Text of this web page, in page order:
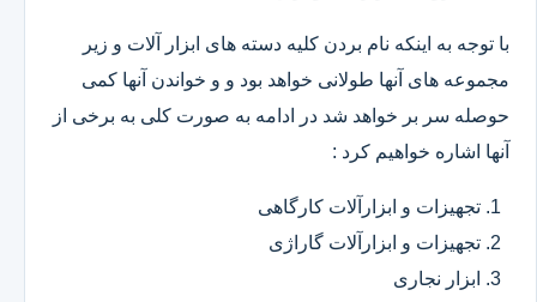
با توجه به اینکه نام بردن کلیه دسته های ابزار آلات و زیر
مجموعه های آنها طولانی خواهد بود و و خواندن آنها کمی
حوصله سر بر خواهد شد در ادامه به صورت کلی به برخی از
آنها اشاره خواهیم کرد :
تجهیزات و ابزارآلات کارگاهی
تجهیزات و ابزارآلات گاراژی
ابزار نجاری